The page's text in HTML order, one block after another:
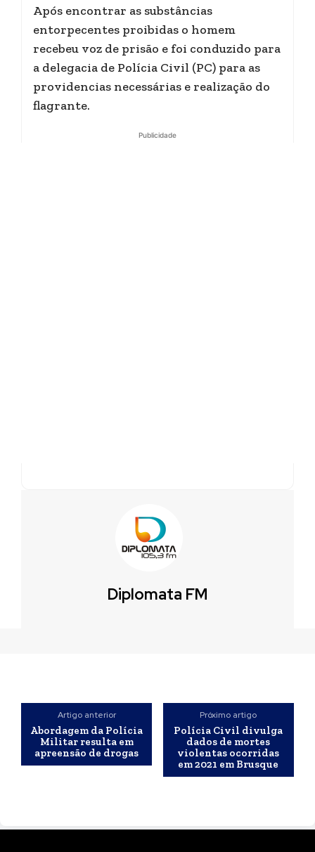
Após encontrar as substâncias
entorpecentes proibidas o homem
recebeu voz de prisão e foi conduzido para
a delegacia de Polícia Civil (PC) para as
providencias necessárias e realização do
flagrante.
Publicidade
Diplomata FM
Artigo anterior
Abordagem da Polícia
Militar resulta em
apreensão de drogas
Próximo artigo
Polícia Civil divulga
dados de mortes
violentas ocorridas
em 2021 em Brusque